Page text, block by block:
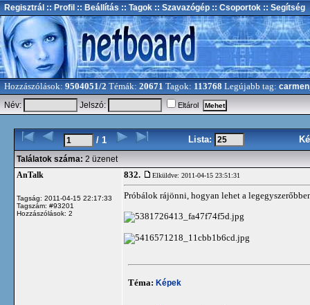
Regisztrál :: Profil :: Beállítás :: Tagok :: Szavazógép :: Csoportok :: Segítség
Hozzászólások: 9504051/2 Témák: 20671 Tagok: 113768 Legújabb tag:
Név:
Jelszó: Eltárol
/ 1 Lista:
Találatok száma: 2 üzenet
AnTalk
Tagság: 2011-04-15 22:17:33
Tagszám: #93201
Hozzászólások: 2
832. Elküldve: 2011-04-15 23:51:31
Próbálok rájönni, hogyan lehet a
Téma: Képek